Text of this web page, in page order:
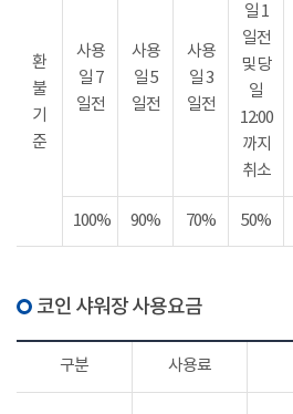
환
불
기
준
사용
일 7
일전
사용
일 5
일전
사용
일 3
일전
일 1
일전
및 당
일
12:00
까지
취소
100% 90% 70% 50%
코인 샤워장 사용요금
구분 사용료